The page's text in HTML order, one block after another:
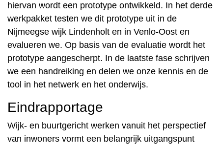
hiervan wordt een prototype ontwikkeld. In het derde
werkpakket testen we dit prototype uit in de
Nijmeegse wijk Lindenholt en in Venlo-Oost en
evalueren we. Op basis van de evaluatie wordt het
prototype aangescherpt. In de laatste fase schrijven
we een handreiking en delen we onze kennis en de
tool in het netwerk en het onderwijs.
Eindrapportage
Wijk- en buurtgericht werken vanuit het perspectief
van inwoners vormt een belangrijk uitgangspunt